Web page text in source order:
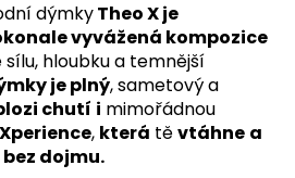
dýmkyTheo X je
vyvážená kompozice
sílu, hloubku a temnější
je plný, sametový a
chutí i mimořádnou
, která těvtáhne a
dojmu.